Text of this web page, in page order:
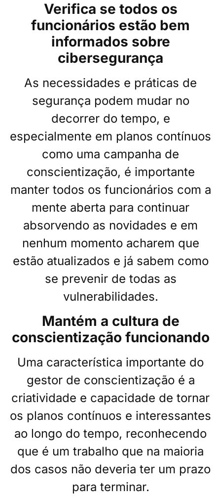
Verifica se todos os
funcionários estão bem
informados sobre
cibersegurança
As necessidades e práticas de
segurança podem mudar no
decorrer do tempo, e
especialmente em planos contínuos
como uma campanha de
conscientização, é importante
manter todos os funcionários com a
mente aberta para continuar
absorvendo as novidades e em
nenhum momento acharem que
estão atualizados e já sabem como
se prevenir de todas as
vulnerabilidades.
Mantém a cultura de
conscientização funcionando
Uma característica importante do
gestor de conscientização é a
criatividade e capacidade de tornar
os planos contínuos e interessantes
ao longo do tempo, reconhecendo
que é um trabalho que na maioria
dos casos não deveria ter um prazo
para terminar.